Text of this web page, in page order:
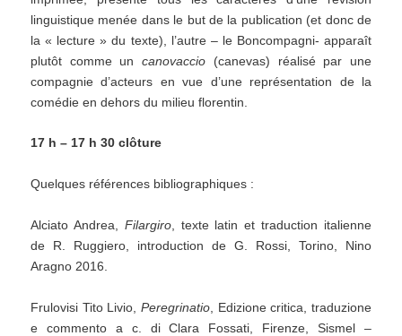
linguistique menée dans le but de la publication (et donc de
la « lecture » du texte), l’autre – le Boncompagni- apparaît
plutôt comme uncanovaccio (canevas) réalisé par une
compagnie d’acteurs en vue d’une représentation de la
comédie en dehors du milieu florentin.
17 h – 17 h 30 clôture
Quelques références bibliographiques :
Alciato Andrea, Filargiro, texte latin et traduction italienne
de R. Ruggiero, introduction de G. Rossi, Torino, Nino
Aragno 2016.
Frulovisi Tito Livio, Peregrinatio , Edizione critica, traduzione
e commento a c. di Clara Fossati, Firenze, Sismel –